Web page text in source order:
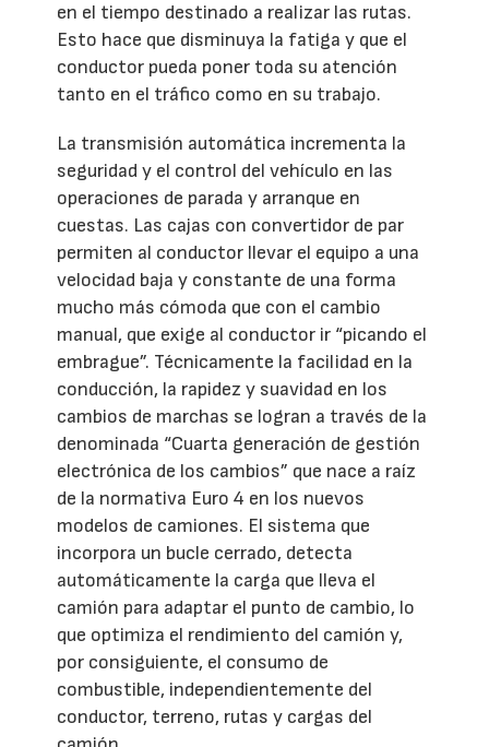
en el tiempo destinado a realizar las rutas.
Esto hace que disminuya la fatiga y que el
conductor pueda poner toda su atención
tanto en el tráfico como en su trabajo.
La transmisión automática incrementa la
seguridad y el control del vehículo en las
operaciones de parada y arranque en
cuestas. Las cajas con convertidor de par
permiten al conductor llevar el equipo a una
velocidad baja y constante de una forma
mucho más cómoda que con el cambio
manual, que exige al conductor ir “picando el
embrague”. Técnicamente la facilidad en la
conducción, la rapidez y suavidad en los
cambios de marchas se logran a través de la
denominada “Cuarta generación de gestión
electrónica de los cambios” que nace a raíz
de la normativa Euro 4 en los nuevos
modelos de camiones. El sistema que
incorpora un bucle cerrado, detecta
automáticamente la carga que lleva el
camión para adaptar el punto de cambio, lo
que optimiza el rendimiento del camión y,
por consiguiente, el consumo de
combustible, independientemente del
conductor, terreno, rutas y cargas del